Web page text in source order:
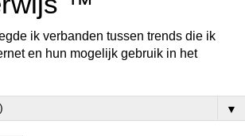
ik verbanden tussen trends die ik
en hun mogelijk gebruik in het
▼